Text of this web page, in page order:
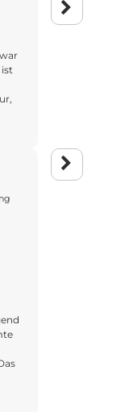
Dieter
Die
Ob Tapas in
Dieter